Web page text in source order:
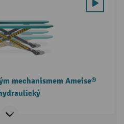
mechanismem Ameise®